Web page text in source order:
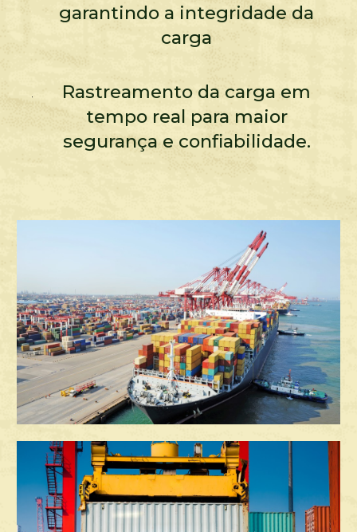
garantindo a integridade da
carga
Rastreamento da carga em
tempo real para maior
segurança e confiabilidade.